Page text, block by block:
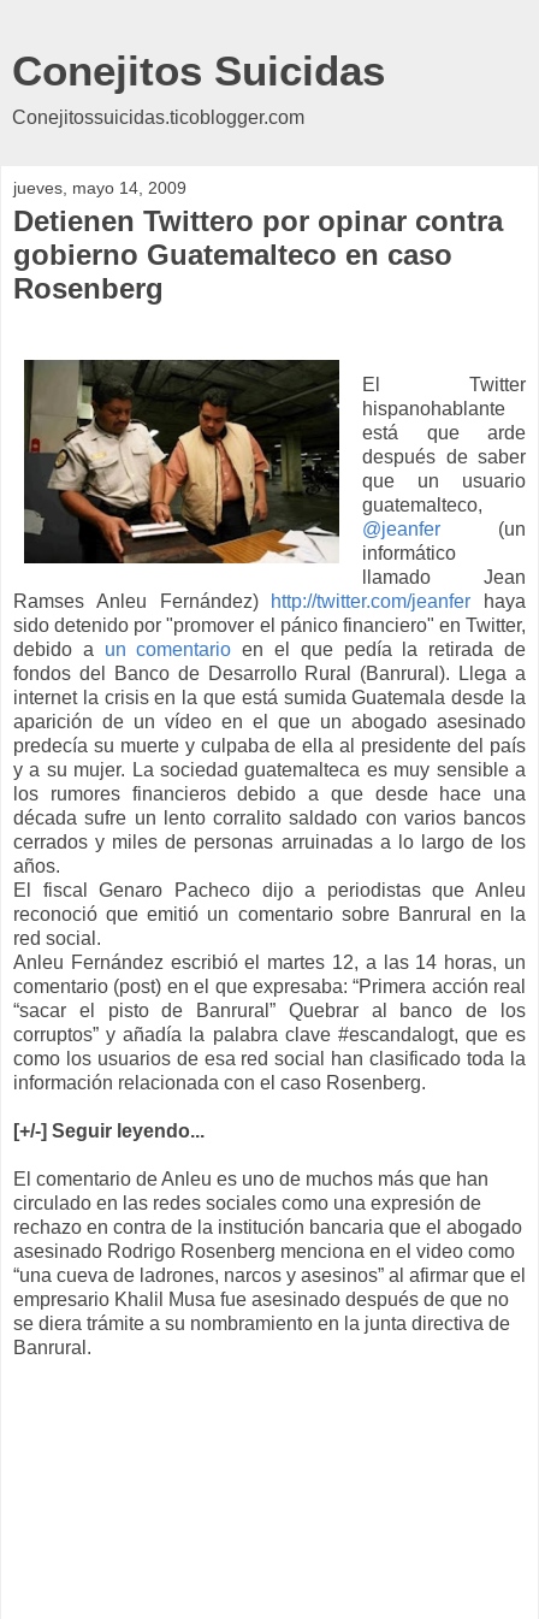
Conejitos Suicidas
Conejitossuicidas.ticoblogger.com
jueves, mayo 14, 2009
Detienen Twittero por opinar contra
gobierno Guatemalteco en caso
Rosenberg
El Twitter
hispanohablante
está que arde
después de saber
que un usuario
guatemalteco,
@jeanfer (un
informático
llamado Jean
Ramses Anleu Fernández)
http://twitter.com/jeanfer haya
sido detenido por "promover el pánico financiero" en Twitter,
debido a un comentario en el que pedía la retirada de
fondos del Banco de Desarrollo Rural (Banrural). Llega a
internet la crisis en la que está sumida Guatemala desde la
aparición de un vídeo en el que un abogado asesinado
predecía su muerte y culpaba de ella al presidente del país
y a su mujer. La sociedad guatemalteca es muy sensible a
los rumores financieros debido a que desde hace una
década sufre un lento corralito saldado con varios bancos
cerrados y miles de personas arruinadas a lo largo de los
años.
El fiscal Genaro Pacheco dijo a periodistas que Anleu
reconoció que emitió un comentario sobre Banrural en la
red social.
Anleu Fernández escribió el martes 12, a las 14 horas, un
comentario (post) en el que expresaba: “Primera acción real
“sacar el pisto de Banrural” Quebrar al banco de los
corruptos” y añadía la palabra clave #escandalogt, que es
como los usuarios de esa red social han clasificado toda la
información relacionada con el caso Rosenberg.
[+/-] Seguir leyendo...
El comentario de Anleu es uno de muchos más que han
circulado en las redes sociales como una expresión de
rechazo en contra de la institución bancaria que el abogado
asesinado Rodrigo Rosenberg menciona en el video como
“una cueva de ladrones, narcos y asesinos” al afirmar que el
empresario Khalil Musa fue asesinado después de que no
se diera trámite a su nombramiento en la junta directiva de
Banrural.